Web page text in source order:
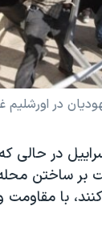
۲۰۲۴
اسرائیل
آزادی
در اورشلیم
در حالی
بر ساختن
کنند، با